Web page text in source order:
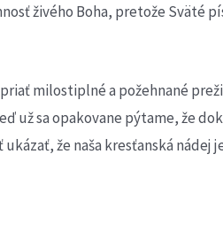
živého Boha, pretože Sväté
milostiplné a požehnané
už sa opakovane pýtame, že
že naša kresťanská